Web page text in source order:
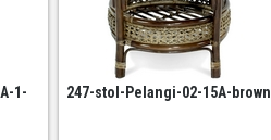
1-
247-stol-Pelangi-02-15A-brown